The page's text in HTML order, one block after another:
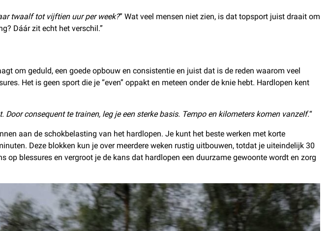
twaalf tot vijftien uur per week?” Wat veel mensen niet zien, is dat topsport juist draait om
Dáár zit echt het verschil.”
om geduld, een goede opbouw en consistentie en juist dat is de reden waarom veel
Het is geen sport die je “even” oppakt en meteen onder de knie hebt. Hardlopen kent
consequent te trainen, leg je een sterke basis. Tempo en kilometers komen vanzelf.“
aan de schokbelasting van het hardlopen. Je kunt het beste werken met korte
Deze blokken kun je over meerdere weken rustig uitbouwen, totdat je uiteindelijk 30
blessures en vergroot je de kans dat hardlopen een duurzame gewoonte wordt en zorg